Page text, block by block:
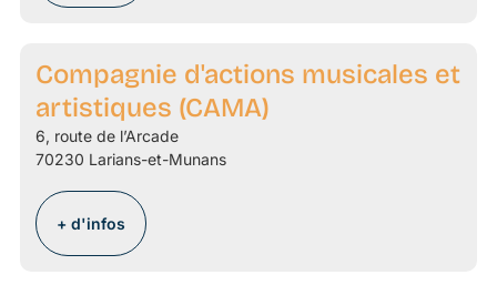
Compagnie d'actions musicales et
artistiques (CAMA)
6, route de l’Arcade
70230 Larians-et-Munans
+ d'infos